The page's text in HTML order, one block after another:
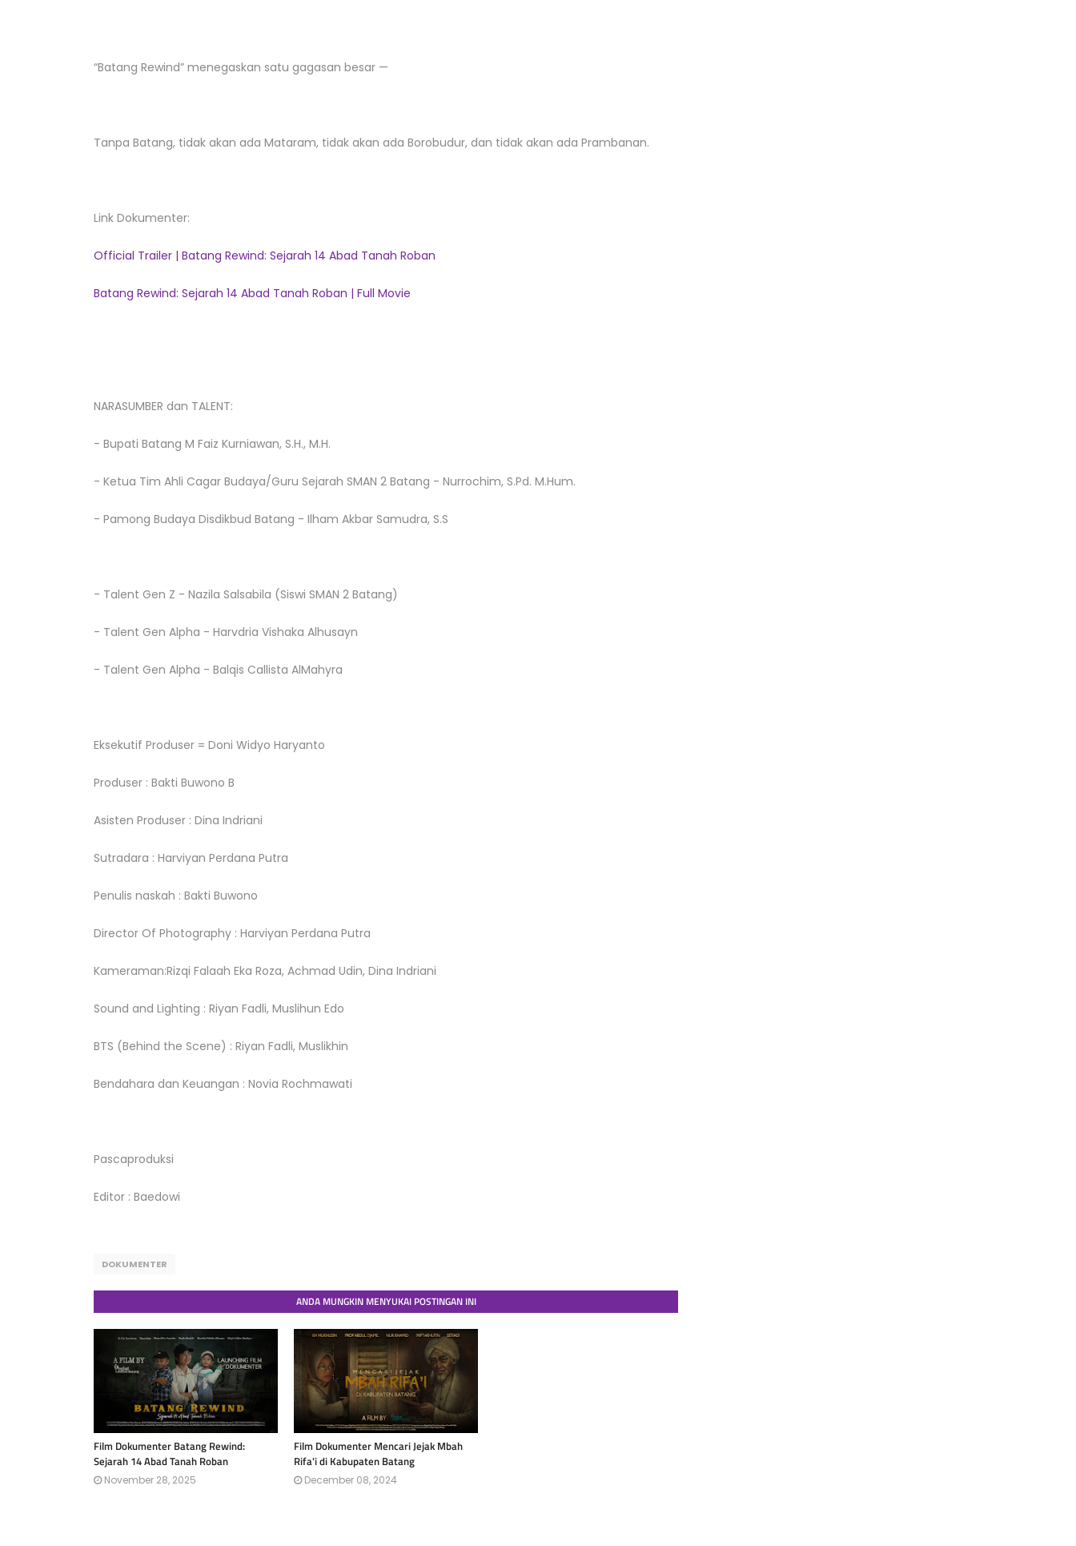
“Batang Rewind” menegaskan satu gagasan besar —
Tanpa Batang, tidak akan ada Mataram, tidak akan ada Borobudur, dan tidak akan ada Prambanan.
Link Dokumenter:
Official Trailer | Batang Rewind: Sejarah 14 Abad Tanah Roban
Batang Rewind: Sejarah 14 Abad Tanah Roban | Full Movie
NARASUMBER dan TALENT:
- Bupati Batang M Faiz Kurniawan, S.H., M.H.
- Ketua Tim Ahli Cagar Budaya/Guru Sejarah SMAN 2 Batang - Nurrochim, S.Pd. M.Hum.
- Pamong Budaya Disdikbud Batang - Ilham Akbar Samudra, S.S
- Talent Gen Z - Nazila Salsabila (Siswi SMAN 2 Batang)
- Talent Gen Alpha - Harvdria Vishaka Alhusayn
- Talent Gen Alpha - Balqis Callista AlMahyra
Eksekutif Produser = Doni Widyo Haryanto
Produser : Bakti Buwono B
Asisten Produser : Dina Indriani
Sutradara : Harviyan Perdana Putra
Penulis naskah : Bakti Buwono
Director Of Photography : Harviyan Perdana Putra
Kameraman:Rizqi Falaah Eka Roza, Achmad Udin, Dina Indriani
Sound and Lighting : Riyan Fadli, Muslihun Edo
BTS (Behind the Scene) : Riyan Fadli, Muslikhin
Bendahara dan Keuangan : Novia Rochmawati
Pascaproduksi
Editor : Baedowi
DOKUMENTER
ANDA MUNGKIN MENYUKAI POSTINGAN INI
Film Dokumenter Batang Rewind:
Sejarah 14 Abad Tanah Roban
November 28, 2025
Film Dokumenter Mencari Jejak Mbah
Rifa'i di Kabupaten Batang
December 08, 2024